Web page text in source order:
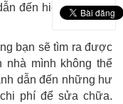
đến hiện tượng tủ
bạn sẽ tìm ra được
nhà mình không thể
dẫn đến những hư
phí để sửa chữa.